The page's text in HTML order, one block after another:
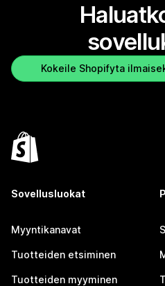
Kokeile Shopifyta
Sovellusluokat
Myyntikanavat
Tuotteiden etsiminen
Tuotteiden myyminen